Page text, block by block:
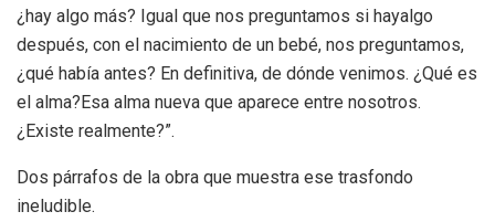
¿hay algo más? Igual que nos preguntamos si hayalgo
después, con el nacimiento de un bebé, nos preguntamos,
¿qué había antes? En definitiva, de dónde venimos. ¿Qué es
el alma?Esa alma nueva que aparece entre nosotros.
¿Existe realmente?”.
Dos párrafos de la obra que muestra ese trasfondo
ineludible.